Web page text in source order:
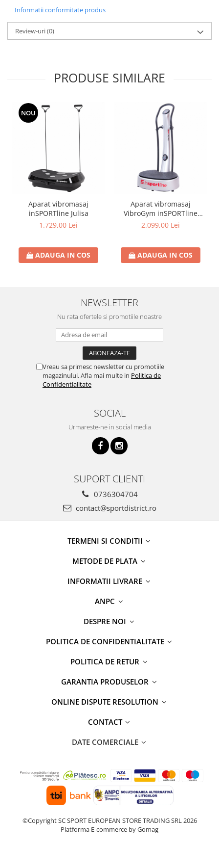
Informatii conformitate produs
Review-uri(0)
PRODUSE SIMILARE
NOU
Aparat vibromasaj
inSPORTline Julisa
1.729,00 Lei
ADAUGA IN COS
Aparat vibromasaj
VibroGym inSPORTline
Lotus argintiu
2.099,00 Lei
ADAUGA IN COS
NEWSLETTER
Nu rata ofertele si promotiile noastre
Vreau sa primesc newsletter cu promotiile
magazinului. Afla mai multe in Politica de
Confidentialitate
SOCIAL
Urmareste-ne in social media
SUPORT CLIENTI
0736304704
contact@sportdistrict.ro
TERMENI SI CONDITII
METODE DE PLATA
INFORMATII LIVRARE
ANPC
DESPRE NOI
POLITICA DE CONFIDENTIALITATE
POLITICA DE RETUR
GARANTIA PRODUSELOR
ONLINE DISPUTE RESOLUTION
CONTACT
DATE COMERCIALE
©Copyright SC SPORT EUROPEAN STORE TRADING SRL 2026
Platforma E-commerce by Gomag